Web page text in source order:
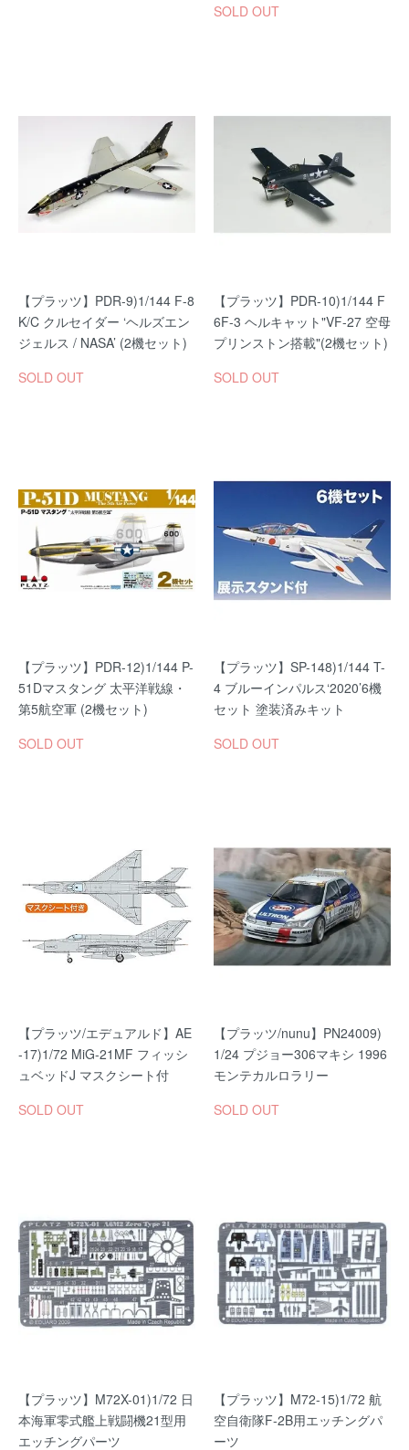
SOLD OUT
【プラッツ】PDR-9)1/144 F-8
K/C クルセイダー ‘ヘルズエン
ジェルス / NASA’ (2機セット)
SOLD OUT
【プラッツ】PDR-10)1/144 F
6F-3 ヘルキャット"VF-27 空母
プリンストン搭載"(2機セット)
SOLD OUT
【プラッツ】PDR-12)1/144 P-
51Dマスタング 太平洋戦線・
第5航空軍 (2機セット)
SOLD OUT
【プラッツ】SP-148)1/144 T-
4 ブルーインパルス‘2020’6機
セット 塗装済みキット
SOLD OUT
【プラッツ/エデュアルド】AE
-17)1/72 MiG-21MF フィッシ
ュベッドJ マスクシート付
SOLD OUT
【プラッツ/nunu】PN24009)
1/24 プジョー306マキシ 1996
モンテカルロラリー
SOLD OUT
【プラッツ】M72X-01)1/72 日
本海軍零式艦上戦闘機21型用
エッチングパーツ
【プラッツ】M72-15)1/72 航
空自衛隊F-2B用エッチングパ
ーツ